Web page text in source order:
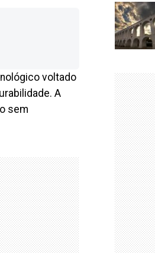
voltado
A
sem